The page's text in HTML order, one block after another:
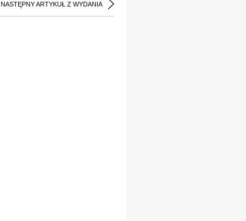
NASTĘPNY ARTYKUŁ Z WYDANIA